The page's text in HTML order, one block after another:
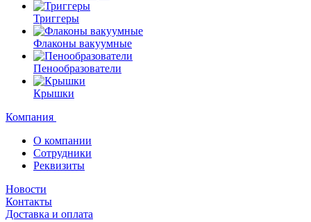
Триггеры
Флаконы вакуумные
Пенообразователи
Крышки
Компания
О компании
Сотрудники
Реквизиты
Новости
Контакты
Доставка и оплата